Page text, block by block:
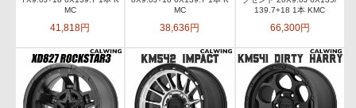
MC
41,818円
MC
38,636円
139.7+18 1本 KMC
66,300円